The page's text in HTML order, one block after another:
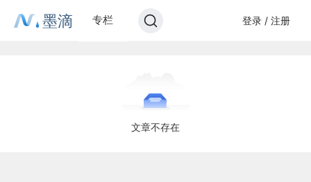
墨滴 专栏 登录 / 注册
文章不存在